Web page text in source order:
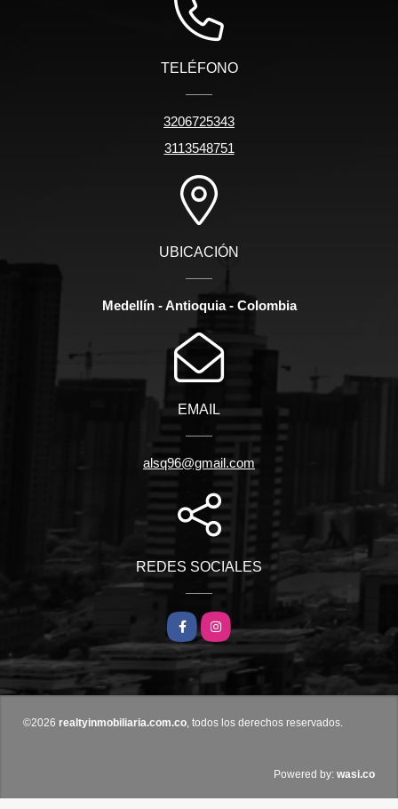
TELÉFONO
3206725343
3113548751
UBICACIÓN
Medellín - Antioquia - Colombia
EMAIL
alsq96@gmail.com
REDES SOCIALES
Facebook
Instagram
©2026 realtyinmobiliaria.com.co, todos los derechos reservados.
Powered by: wasi.co